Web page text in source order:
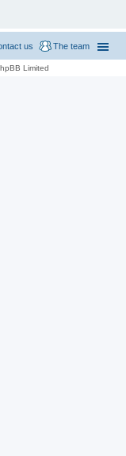
The team
us
Limited